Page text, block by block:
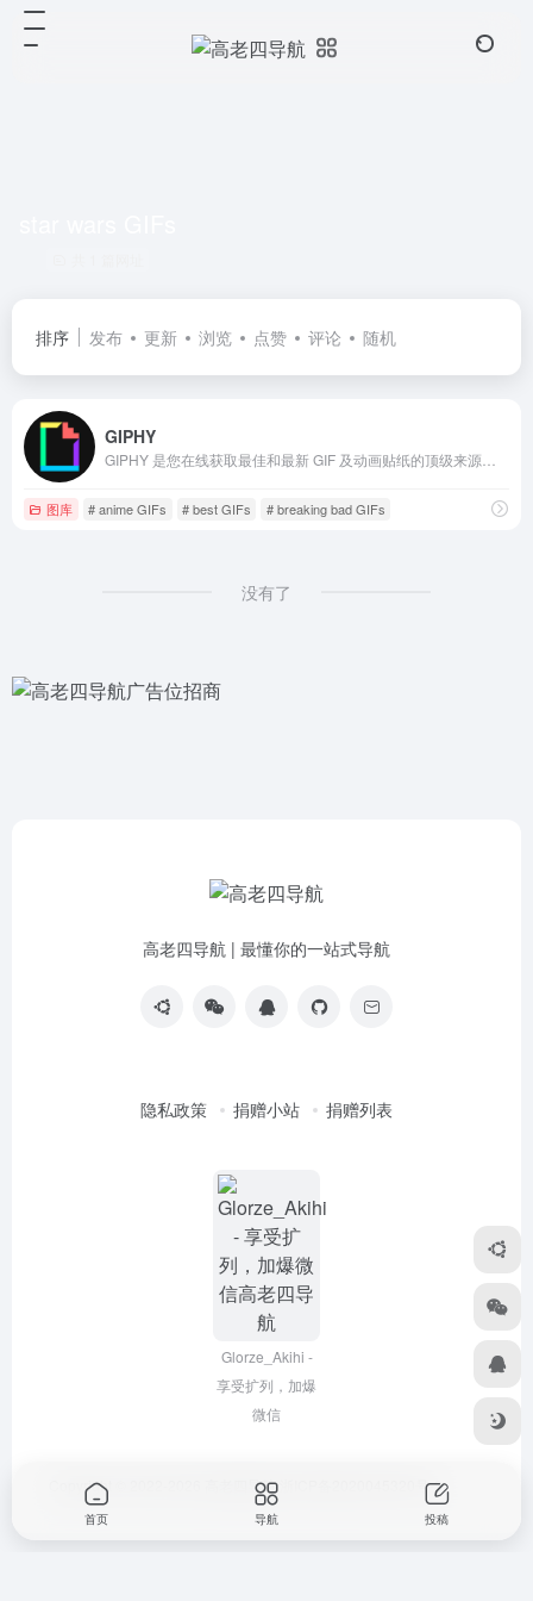
排序 发布 更新 浏览 点赞 评论 随机
GIPHY
图库 # anime GIFs # best GIFs # breaking bad GIFs
没有了
高老四导航 | 最懂你的一站式导航
隐私政策 捐赠小站 捐赠列表
Glorze_Akihi -
享受扩列，加爆
微信
Copyright © 2022-2026 高老四导航 浙ICP备2020045320号-3
首页 导航 投稿